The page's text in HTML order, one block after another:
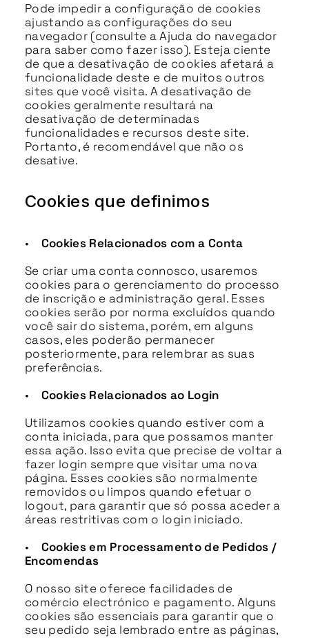
Pode impedir a configuração de cookies
ajustando as configurações do seu
navegador (consulte a Ajuda do navegador
para saber como fazer isso). Esteja ciente
de que a desativação de cookies afetará a
funcionalidade deste e de muitos outros
sites que você visita. A desativação de
cookies geralmente resultará na
desativação de determinadas
funcionalidades e recursos deste site.
Portanto, é recomendável que não os
desative.
Cookies que definimos
• Cookies Relacionados com a Conta
Se criar uma conta connosco, usaremos
cookies para o gerenciamento do processo
de inscrição e administração geral. Esses
cookies serão por norma excluídos quando
você sair do sistema, porém, em alguns
casos, eles poderão permanecer
posteriormente, para relembrar as suas
preferências.
• Cookies Relacionados ao Login
Utilizamos cookies quando estiver com a
conta iniciada, para que possamos manter
essa ação. Isso evita que precise de voltar a
fazer login sempre que visitar uma nova
página. Esses cookies são normalmente
removidos ou limpos quando efetuar o
logout, para garantir que só possa aceder a
áreas restritivas com o login iniciado.
• Cookies em Processamento de Pedidos /
Encomendas
O nosso site oferece facilidades de
comércio electrónico e pagamento. Alguns
cookies são essenciais para garantir que o
seu pedido seja lembrado entre as páginas,